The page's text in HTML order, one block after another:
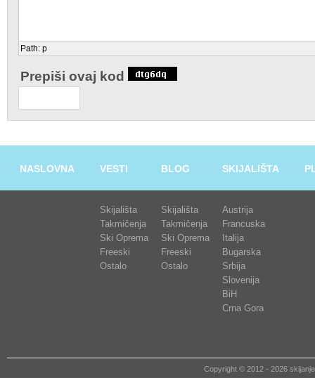
Path: p
Prepiši ovaj kod
NASLOVNA VESTI
Skijališta
Takmičenja
Ski Oprema
Freeski
Ostalo
BLOG
Skijališta
Takmičenja
Ski Oprema
Freeski
Ostalo
SKIJALIŠTA
Austrija
Francuska
Italija
Bugarska
Srbija
Slovenija
BiH
Crna Gora
Copyright © 2012 - 2026